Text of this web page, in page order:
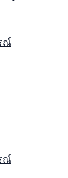
ณ์
ณ์